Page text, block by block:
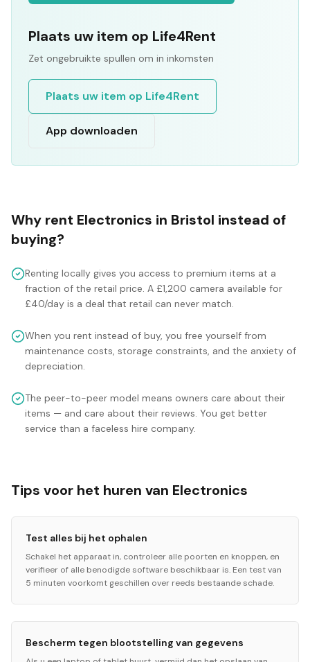
Plaats uw item op Life4Rent
Zet ongebruikte spullen om in inkomsten
Plaats uw item op Life4Rent
App downloaden
Why rent Electronics in Bristol instead of
buying?
Renting locally gives you access to premium items at a
fraction of the retail price. A £1,200 camera available for
£40/day is a deal that retail can never match.
When you rent instead of buy, you free yourself from
maintenance costs, storage constraints, and the anxiety of
depreciation.
The peer-to-peer model means owners care about their
items — and care about their reviews. You get better
service than a faceless hire company.
Tips voor het huren van Electronics
Test alles bij het ophalen
Schakel het apparaat in, controleer alle poorten en knoppen, en
verifieer of alle benodigde software beschikbaar is. Een test van
5 minuten voorkomt geschillen over reeds bestaande schade.
Bescherm tegen blootstelling van gegevens